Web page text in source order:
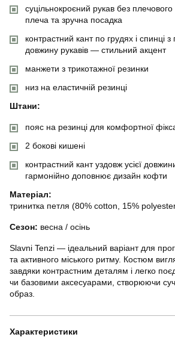
суцільнокроєний рукав без плечового
плеча та зручна посадка
контрастний кант по грудях і спинці
довжину рукавів — стильний акцент
манжети з трикотажної резинки
низ на еластичній резинці
Штани:
пояс на резинці для комфортної
2 бокові кишені
контрастний кант уздовж усієї
гармонійно доповнює дизайн кофти
Матеріал:
тринитка петля (80% cotton, 15%
Сезон: весна / осінь
Slavni Tenzi — ідеальний варіант для
та активного міського ритму. Костюм
завдяки контрастним деталям і легко
чи базовими аксесуарами, створюючи
образ.
Характеристики